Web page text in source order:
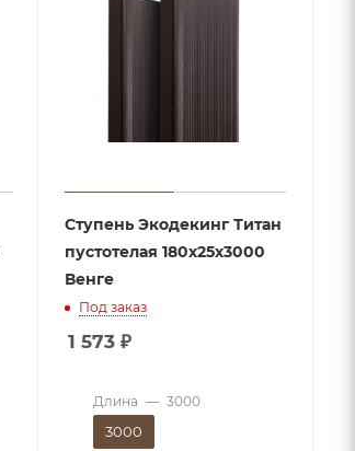
Ступень Экодекинг Титан
пустотелая 180х25х3000
Венге
Под заказ
1 573₽
Длина — 3000
3000